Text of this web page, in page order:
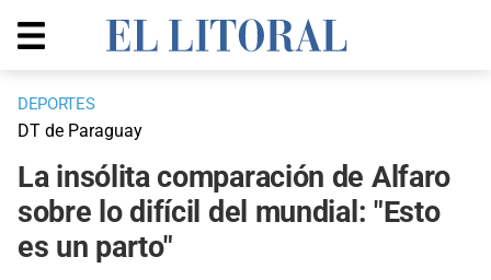
DEPORTES
DT de Paraguay
La insólita comparación de Alfaro
sobre lo difícil del mundial: "Esto
es un parto"